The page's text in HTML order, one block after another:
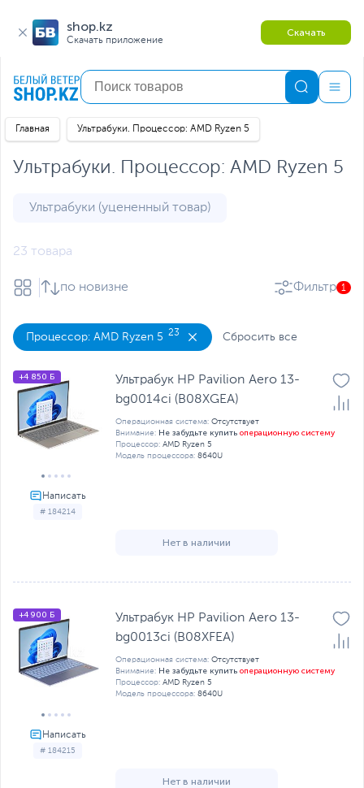
shop.kz
Скачать приложение
Скачать
Главная Ультрабуки. Процессор: AMD Ryzen 5
Ультрабуки. Процессор: AMD Ryzen 5
Ультрабуки (уцененный товар)
23 товара
по новизне Фильтр 1
Процессор: AMD Ryzen 5 23 Сбросить все
# 184214
+4 850 Б
Ультрабук HP Pavilion Aero 13-
bg0014ci (B08XGEA)
Операционная система: Отсутствует
Внимание: Не забудьте купить операционную систему
Процессор: AMD Ryzen 5
Модель процессора: 8640U
Нет в наличии
# 184215
+4 900 Б
Ультрабук HP Pavilion Aero 13-
bg0013ci (B08XFEA)
Операционная система: Отсутствует
Внимание: Не забудьте купить операционную систему
Процессор: AMD Ryzen 5
Модель процессора: 8640U
Нет в наличии